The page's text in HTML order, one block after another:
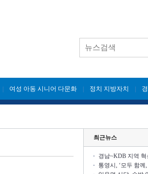
여성 아동 시니어 다문화 정치 지방자치
최근뉴스
경남~KDB 지역 혁
통영시, ‘모두 함